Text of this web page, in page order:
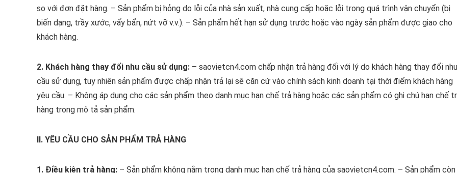
so với đơn đặt hàng. – Sản phẩm bị hỏng do lỗi của nhà sản xuất, nhà cung cấp hoặc lỗi trong quá trình vận chuyển (bị
biến dạng, trầy xước, vấy bẩn, nứt vỡ v.v.). – Sản phẩm hết hạn sử dụng trước hoặc vào ngày sản phẩm được giao cho
khách hàng.
2. Khách hàng thay đổi nhu cầu sử dụng: – saovietcn4.com chấp nhận trả hàng đối với lý do khách hàng thay đổi nhu
cầu sử dụng, tuy nhiên sản phẩm được chấp nhận trả lại sẽ căn cứ vào chính sách kinh doanh tại thời điểm khách hàng
yêu cầu. – Không áp dụng cho các sản phẩm theo danh mục hạn chế trả hàng hoặc các sản phẩm có ghi chú hạn chế
hàng trong mô tả sản phẩm.
II. YÊU CẦU CHO SẢN PHẨM TRẢ HÀNG
1. Điều kiện trả hàng: – Sản phẩm không nằm trong danh mục hạn chế trả hàng của saovietcn4.com. – Sản phẩm còn